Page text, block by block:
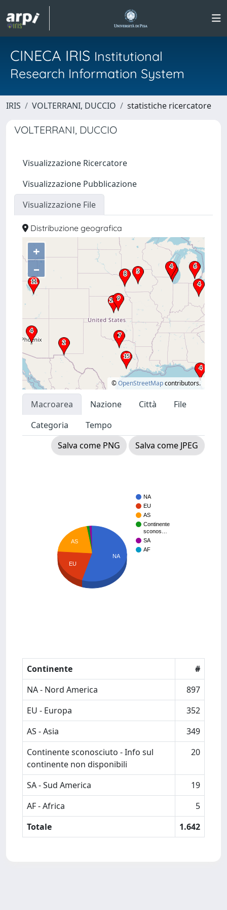
CINECA IRIS Institutional
Research Information System
IRIS VOLTERRANI, DUCCIO statistiche ricercatore
VOLTERRANI, DUCCIO
Visualizzazione Ricercatore
Visualizzazione Pubblicazione
Visualizzazione File
Distribuzione geografica
+
–
©OpenStreetMapcontributors.
Macroarea Nazione Città
File
Categoria
Tempo
Salva come PNG
Salva come JPEG
NA
EU
AS
Continente
sconos…
SA
AF
AS
EU
NA
Continente
#
NA - Nord America
897
EU - Europa
352
AS - Asia
349
Continente sconosciuto - Info sul
continente non disponibili
20
SA - Sud America
19
AF - Africa
5
Totale
1.642